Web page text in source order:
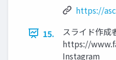
https://
15.
スライド作成
https://
Instagram